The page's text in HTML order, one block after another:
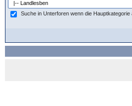
Suche in Unterforen wenn die Hauptkategorie